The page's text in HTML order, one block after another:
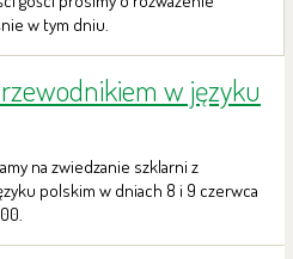
w tym dniu.
w języku
na zwiedzanie szklarni z
polskim w dniach 8 i 9 czerwca